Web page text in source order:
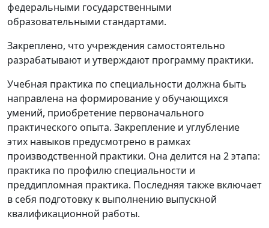
федеральными государственными
образовательными стандартами.
Закреплено, что учреждения самостоятельно
разрабатывают и утверждают программу практики.
Учебная практика по специальности должна быть
направлена на формирование у обучающихся
умений, приобретение первоначального
практического опыта. Закрепление и углубление
этих навыков предусмотрено в рамках
производственной практики. Она делится на 2 этапа:
практика по профилю специальности и
преддипломная практика. Последняя также включает
в себя подготовку к выполнению выпускной
квалификационной работы.